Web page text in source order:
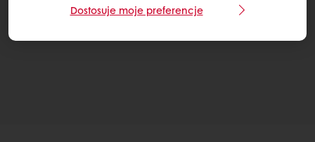
Dostosuje moje preferencje